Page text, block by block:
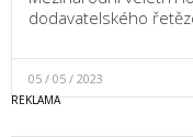
dodavatelského
05 / 05 / 2023